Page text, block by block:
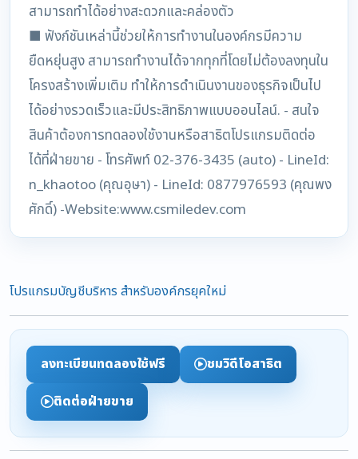
สามารถทำได้อย่างสะดวกและคล่องตัว
■ ฟังก์ชันเหล่านี้ช่วยให้การทำงานในองค์กรมีความ
ยืดหยุ่นสูง สามารถทำงานได้จากทุกที่โดยไม่ต้องลงทุนใน
โครงสร้างเพิ่มเติม ทำให้การดำเนินงานของธุรกิจเป็นไป
ได้อย่างรวดเร็วและมีประสิทธิภาพแบบออนไลน์. - สนใจ
สินค้าต้องการทดลองใช้งานหรือสาธิตโปรแกรมติดต่อ
ได้ที่ฝ่ายขาย - โทรศัพท์ 02-376-3435 (auto) - LineId:
n_khaotoo (คุณอุษา) - LineId: 0877976593 (คุณพง
ศักดิ์) -Website:www.csmiledev.com
โปรแกรมบัญชีบริหาร สำหรับองค์กรยุคใหม่
ลงทะเบียนทดลองใช้ฟรี
ชมวิดีโอสาธิต
ติดต่อฝ่ายขาย